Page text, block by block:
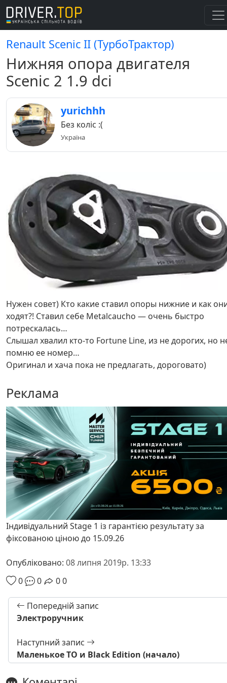
Renault Scenic II (ТурбоТрактор)
Нижняя опора двигателя
Scenic 2 1.9 dci
yurichhh
Без коліс :(
Україна
Нужен совет) Кто какие ставил опоры нижние и как
ходят?! Ставил себе Metalcaucho — очень быстро
потрескалась…
Слышал хвалил кто-то Fortune Line, из не дорогих, но
помню ее номер…
Оригинал и хача пока не предлагать, дороговато)
Реклама
Індивідуальний Stage 1 із гарантією результату за
фіксованою ціною до 15.09.26
Опубліковано: 08 липня 2019р. 13:33
0
0 00
Попередній запис
Электроручник
Наступний запис
Маленькое ТО и Black Edition (начало)